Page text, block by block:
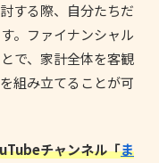
する際、自分たちだ
。ファイナンシャル
で、家計全体を客観
組み立てることが可
チャンネル「ま